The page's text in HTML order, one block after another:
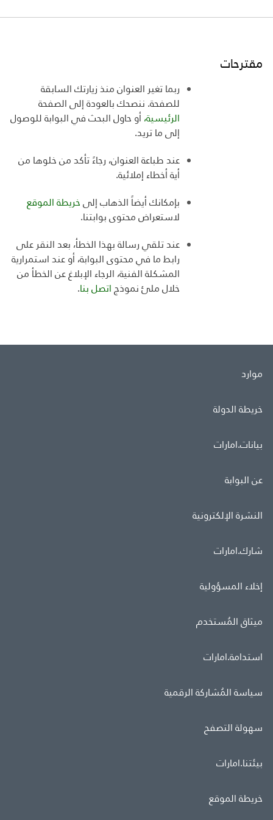
مقترحات
ربما تغير العنوان منذ زيارتك السابقة
للصفحة. ننصحك بالعودة إلى الصفحة
الرئيسية، أو حاول البحث في البوابة للوصول
إلى ما تريد.
عند طباعة العنوان، رجاءً تأكد من خلوها من
أية أخطاء إملائية.
بإمكانك أيضاً الذهاب إلى خريطة الموقع
لاستعراض محتوى بوابتنا.
عند تلقي رسالة بهذا الخطأ، بعد النقر على
رابط ما في محتوى البوابة، أو عند استمرارية
المشكلة الفنية، الرجاء الإبلاغ عن الخطأ من
خلال ملئ نموذج اتصل بنا.
موارد
خريطة الدولة
بيانات.امارات
عن البوابة
النشرة الإلكترونية
شارك.امارات
إخلاء المسؤولية
ميثاق المُستخدم
استدامة.امارات
سياسة المُشاركة الرقمية
سهولة التصفح
بيئتنا.امارات
خريطة الموقع